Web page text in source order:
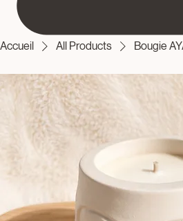
Accueil All Products Bougie AYA